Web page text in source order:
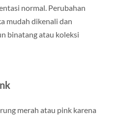
normal. Perubahan
mudah dikenali dan
binatang atau koleksi
merah atau pink karena